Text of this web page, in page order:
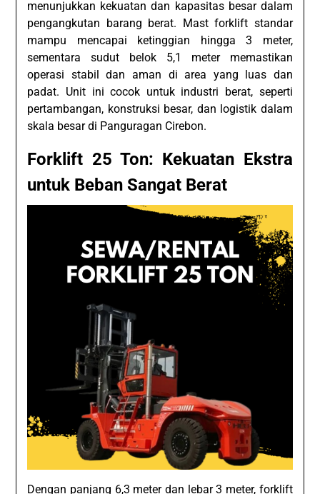
menunjukkan kekuatan dan kapasitas besar dalam
pengangkutan barang berat. Mast forklift standar
mampu mencapai ketinggian hingga 3 meter,
sementara sudut belok 5,1 meter memastikan
operasi stabil dan aman di area yang luas dan
padat. Unit ini cocok untuk industri berat, seperti
pertambangan, konstruksi besar, dan logistik dalam
skala besar di Panguragan Cirebon.
Forklift 25 Ton: Kekuatan Ekstra
untuk Beban Sangat Berat
Dengan panjang 6,3 meter dan lebar 3 meter, forklift